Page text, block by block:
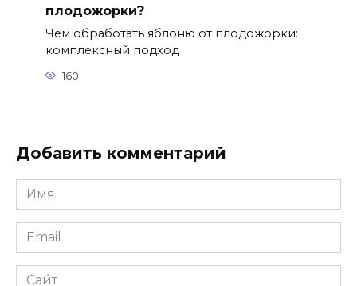
плодожорки?
Чем обработать яблоню от плодожорки:
комплексный подход
160
Добавить комментарий
Имя
*
Email
*
Сайт